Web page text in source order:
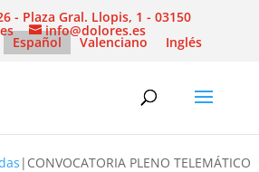
- Plaza Gral. Llopis, 1 - 03150
info@dolores.es
Español Valenciano Inglés
| CONVOCATORIA PLENO TELEMÁTICO